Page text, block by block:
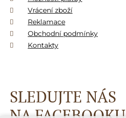
Vrácení zboží
Reklamace
Obchodní podmínky
Kontakty
SLEDUJTE NÁS